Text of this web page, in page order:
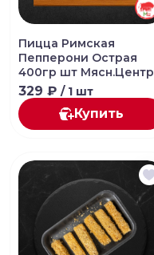
Пицца Римская
Пепперони Острая
400гр шт Мясн.Центр
329 ₽ / 1 шт
Купить